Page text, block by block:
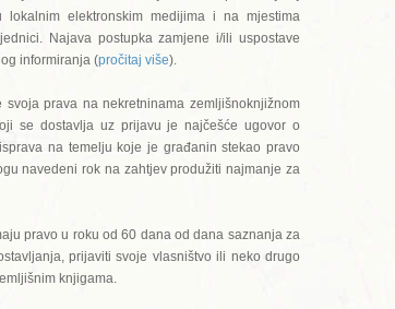
elektronskim medijima i na mjestima
Najava postupka zamjene i/ili uspostave
informiranja (pročitaj više).
prava na nekretninama zemljišnoknjižnom
se dostavlja uz prijavu je najčešće ugovor o
na temelju koje je građanin stekao pravo
navedeni rok na zahtjev produžiti najmanje za
pravo u roku od 60 dana od dana saznanja za
prijaviti svoje vlasništvo ili neko drugo
knjigama.